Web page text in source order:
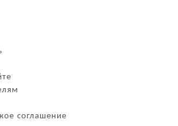
соглашение